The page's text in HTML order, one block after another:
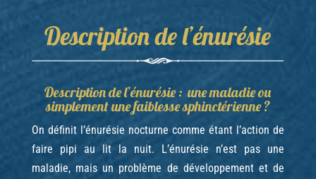
Description de l’énurésie
Description de l’énurésie : une maladie ou
simplement une faiblesse sphinctérienne ?
On définit l’énurésie nocturne comme étant l’action de
faire pipi au lit la nuit. L’énurésie n’est pas une
maladie, mais un problème de développement et de